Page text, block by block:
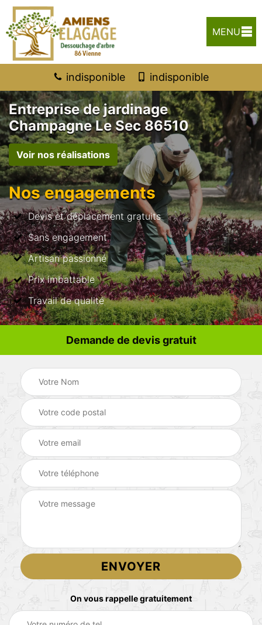
MENU
indisponible indisponible
Entreprise de jardinage
Champagne Le Sec 86510
Voir nos réalisations
Nos engagements
Devis et déplacement gratuits
Sans engagement
Artisan passionné
Prix imbattable
Travail de qualité
Demande de devis gratuit
On vous rappelle gratuitement